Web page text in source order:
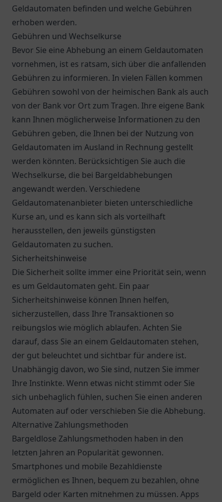
Geldautomaten befinden und welche Gebühren
erhoben werden.
Gebühren und Wechselkurse
Bevor Sie eine Abhebung an einem Geldautomaten
vornehmen, ist es ratsam, sich über die anfallenden
Gebühren zu informieren. In vielen Fällen kommen
Gebühren sowohl von der heimischen Bank als auch
von der Bank vor Ort zum Tragen. Ihre eigene Bank
kann Ihnen möglicherweise Informationen zu den
Gebühren geben, die Ihnen bei der Nutzung von
Geldautomaten im Ausland in Rechnung gestellt
werden könnten. Berücksichtigen Sie auch die
Wechselkurse, die bei Bargeldabhebungen
angewandt werden. Verschiedene
Geldautomatenanbieter bieten unterschiedliche
Kurse an, und es kann sich als vorteilhaft
herausstellen, den jeweils günstigsten
Geldautomaten zu suchen.
Sicherheitshinweise
Die Sicherheit sollte immer eine Priorität sein, wenn
es um Geldautomaten geht. Ein paar
Sicherheitshinweise können Ihnen helfen,
sicherzustellen, dass Ihre Transaktionen so
reibungslos wie möglich ablaufen. Achten Sie
darauf, dass Sie an einem Geldautomaten stehen,
der gut beleuchtet und sichtbar für andere ist.
Unabhängig davon, wo Sie sind, nutzen Sie immer
Ihre Instinkte. Wenn etwas nicht stimmt oder Sie
sich unbehaglich fühlen, suchen Sie einen anderen
Automaten auf oder verschieben Sie die Abhebung.
Alternative Zahlungsmethoden
Bargeldlose Zahlungsmethoden haben in den
letzten Jahren an Popularität gewonnen.
Smartphones und mobile Bezahldienste
ermöglichen es Ihnen, bequem zu bezahlen, ohne
Bargeld oder Karten mitnehmen zu müssen. Apps